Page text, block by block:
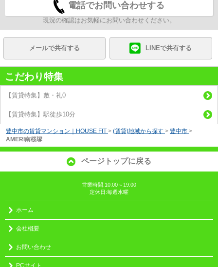
電話でお問い合わせする
現況の確認はお気軽にお問い合わせください。
メールで共有する LINEで共有する
こだわり特集
【賃貸特集】敷・礼0
【賃貸特集】駅徒歩10分
豊中市の賃貸マンション｜HOUSE FIT > (賃貸)地域から探す > 豊中市 >
AMERI南桜塚
ページトップに戻る
営業時間:10:00～19:00
定休日:毎週水曜
ホーム
会社概要
お問い合わせ